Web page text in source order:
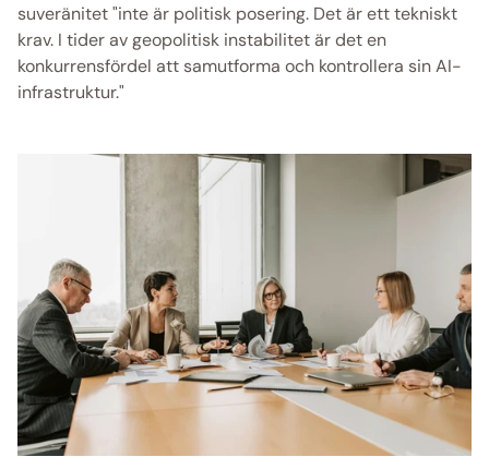
suveränitet "inte är politisk posering. Det är ett tekniskt
krav. I tider av geopolitisk instabilitet är det en
konkurrensfördel att samutforma och kontrollera sin AI-
infrastruktur."